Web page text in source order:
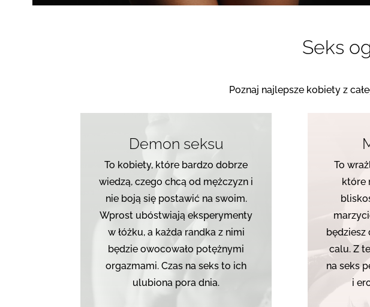
Seks
Poznaj najlepsze kobiety z
Demon seksu
To kobiety, które bardzo dobrze
wiedzą, czego chcą od mężczyzn i
nie boją się postawić na swoim.
Wprost ubóstwiają eksperymenty
w łóżku, a każda randka z nimi
będzie owocowało potężnymi
orgazmami. Czas na seks to ich
ulubiona pora dnia.
To
które
będziesz
calu. Z
na seks
i